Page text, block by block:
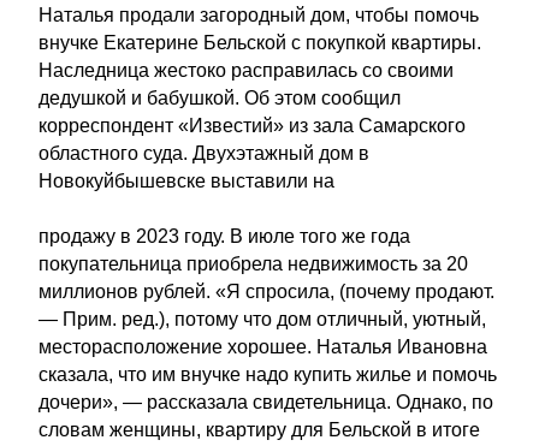
Наталья продали загородный дом, чтобы помочь
внучке Екатерине Бельской с покупкой квартиры.
Наследница жестоко расправилась со своими
дедушкой и бабушкой. Об этом сообщил
корреспондент «Известий» из зала Самарского
областного суда. Двухэтажный дом в
Новокуйбышевске выставили на
продажу в 2023 году. В июле того же года
покупательница приобрела недвижимость за 20
миллионов рублей. «Я спросила, (почему продают.
— Прим. ред.), потому что дом отличный, уютный,
месторасположение хорошее. Наталья Ивановна
сказала, что им внучке надо купить жилье и помочь
дочери», — рассказала свидетельница. Однако, по
словам женщины, квартиру для Бельской в итоге